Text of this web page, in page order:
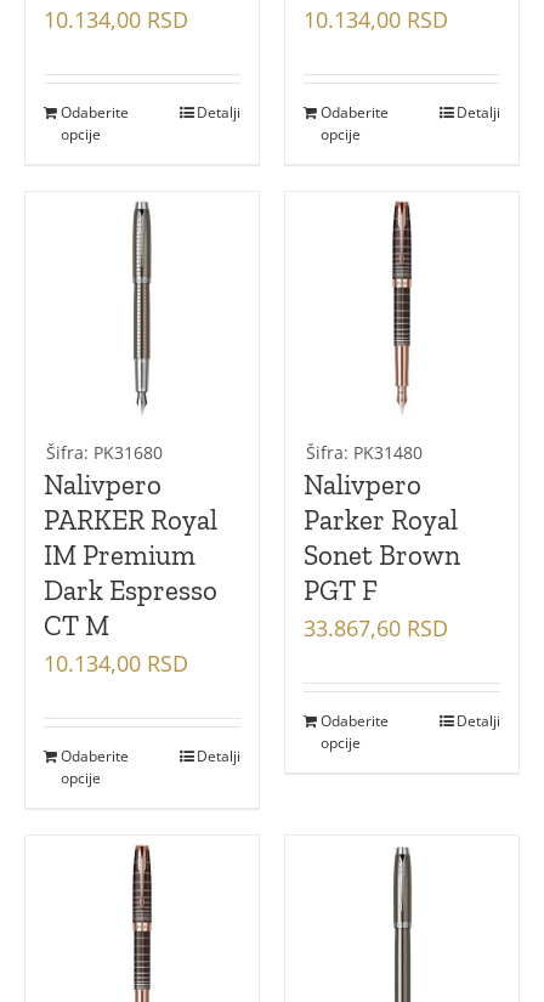
10.134,00 RSD
Odaberite
opcije
Detalji
10.134,00 RSD
Odaberite
opcije
Detalji
Šifra: PK31680
Nalivpero
PARKER Royal
IM Premium
Dark Espresso
CT M
10.134,00 RSD
Odaberite
opcije
Detalji
Šifra: PK31480
Nalivpero
Parker Royal
Sonet Brown
PGT F
33.867,60 RSD
Odaberite
opcije
Detalji